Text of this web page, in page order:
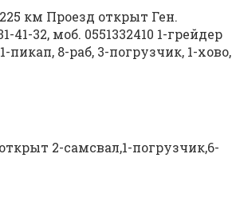
км Проезд открыт Ген.
32, моб. 0551332410 1-грейдер
пикап, 8-раб, 3-погрузчик, 1-хово,
2-самсвал,1-погрузчик,6-